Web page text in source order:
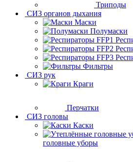
Триподы
СИЗ органов дыхания
Маски
Полумаски
Фильтры
СИЗ рук
Краги
Перчатки
СИЗ головы
Каски
головные уборы